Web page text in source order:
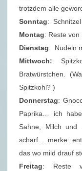
trotzdem alle
Sonntag:
Montag: Reste von
Dienstag: Nudeln
Mittwoch:.
Bratwürstchen.
Spitzkohl? )
Donnerstag:
Paprika… ich
Sahne, Milch und
scharf… merke:
das wo mild drauf
Freitag: Reste